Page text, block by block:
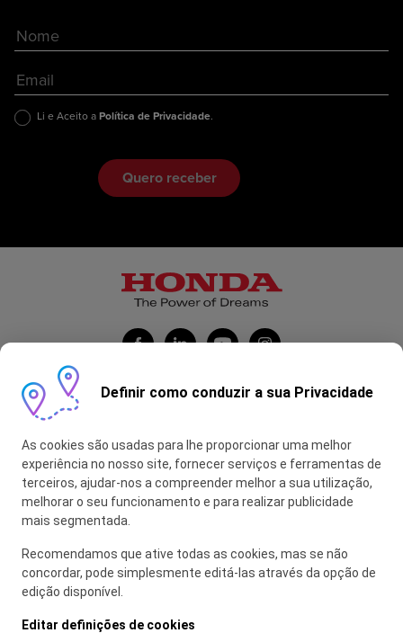
Li e Aceito a Política de Privacidade.
Honda Portugal Automóveis
Contas Feitas
myHONDA
Glossário
Política de Utilização de Cookies
Definir como conduzir a sua Privacidade
As cookies são usadas para lhe proporcionar uma melhor
experiência no nosso site, fornecer serviços e ferramentas de
terceiros, ajudar-nos a compreender melhor a sua utilização,
melhorar o seu funcionamento e para realizar publicidade
mais segmentada.
Recomendamos que ative todas as cookies, mas se não
concordar, pode simplesmente editá-las através da opção de
edição disponível.
Editar definições de cookies